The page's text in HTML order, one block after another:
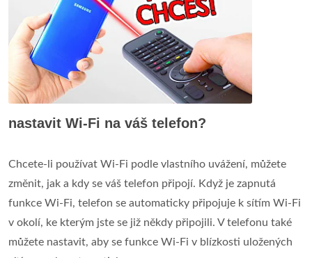
nastavit Wi-Fi na váš telefon?
Chcete-li používat Wi-Fi podle vlastního uvážení, můžete
změnit, jak a kdy se váš telefon připojí. Když je zapnutá
funkce Wi-Fi, telefon se automaticky připojuje k sítím Wi-Fi
v okolí, ke kterým jste se již někdy připojili. V telefonu také
můžete nastavit, aby se funkce Wi-Fi v blízkosti uložených